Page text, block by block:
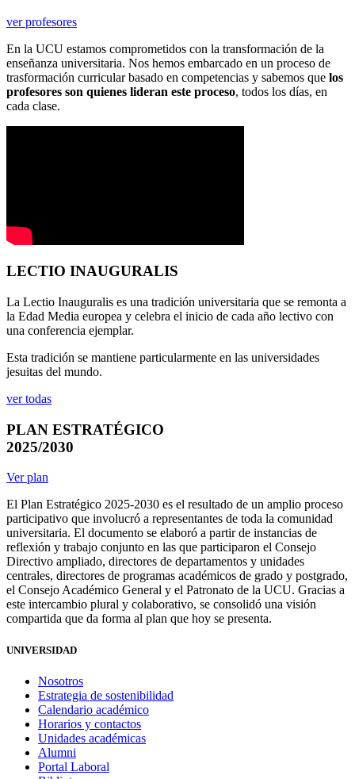
ver profesores
En la UCU estamos comprometidos con la transformación de la
enseñanza universitaria. Nos hemos embarcado en un proceso de
trasformación curricular basado en competencias y sabemos que los
profesores son quienes lideran este proceso, todos los días, en
cada clase.
LECTIO INAUGURALIS
La Lectio Inauguralis es una tradición universitaria que se remonta a
la Edad Media europea y celebra el inicio de cada año lectivo con
una conferencia ejemplar.
Esta tradición se mantiene particularmente en las universidades
jesuitas del mundo.
ver todas
PLAN ESTRATÉGICO
2025/2030
Ver plan
El Plan Estratégico 2025-2030 es el resultado de un amplio proceso
participativo que involucró a representantes de toda la comunidad
universitaria. El documento se elaboró a partir de instancias de
reflexión y trabajo conjunto en las que participaron el Consejo
Directivo ampliado, directores de departamentos y unidades
centrales, directores de programas académicos de grado y postgrado,
el Consejo Académico General y el Patronato de la UCU. Gracias a
este intercambio plural y colaborativo, se consolidó una visión
compartida que da forma al plan que hoy se presenta.
UNIVERSIDAD
Nosotros
Estrategia de sostenibilidad
Calendario académico
Horarios y contactos
Unidades académicas
Alumni
Portal Laboral